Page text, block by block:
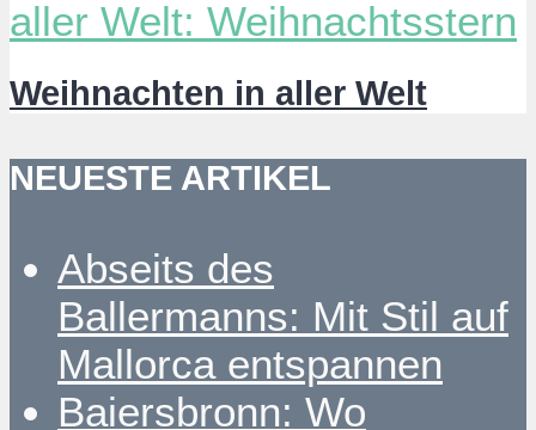
Weihnachten in aller Welt
NEUESTE ARTIKEL
Abseits des
Ballermanns: Mit Stil auf
Mallorca entspannen
Baiersbronn: Wo